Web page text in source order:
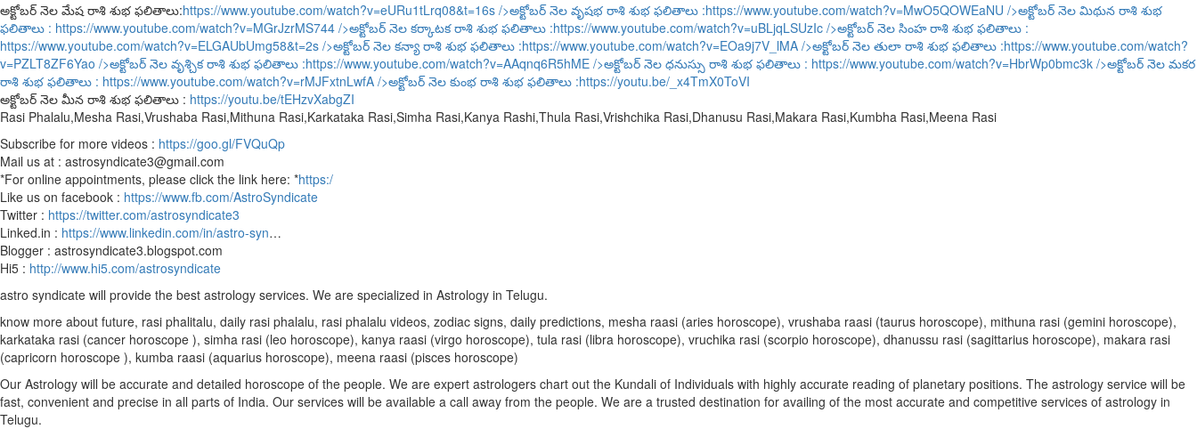
అక్టోబర్ నెల మేష రాశి శుభ ఫలితాలు:https://www.youtube.com/watch?v=eURu1tLrq08&t=16s />అక్టోబర్ నెల వృషభ రాశి శుభ ఫలితాలు :https://www.youtube.com/watch?v=MwO5QOWEaNU />అక్టోబర్ నెల మిథున రాశి శుభ
ఫలితాలు : https://www.youtube.com/watch?v=MGrJzrMS744 />అక్టోబర్ నెల కర్కాటక రాశి శుభ ఫలితాలు :https://www.youtube.com/watch?v=uBLjqLSUzIc />అక్టోబర్ నెల సింహ రాశి శుభ ఫలితాలు :
https://www.youtube.com/watch?v=ELGAUbUmg58&t=2s />అక్టోబర్ నెల కన్యా రాశి శుభ ఫలితాలు :https://www.youtube.com/watch?v=EOa9j7V_lMA />అక్టోబర్ నెల తులా రాశి శుభ ఫలితాలు :https://www.youtube.com/watch?
v=PZLT8ZF6Yao />అక్టోబర్ నెల వృశ్చిక రాశి శుభ ఫలితాలు :https://www.youtube.com/watch?v=AAqnq6R5hME />అక్టోబర్ నెల ధనుస్సు రాశి శుభ ఫలితాలు : https://www.youtube.com/watch?v=HbrWp0bmc3k />అక్టోబర్ నెల మకర
రాశి శుభ ఫలితాలు : https://www.youtube.com/watch?v=rMJFxtnLwfA />అక్టోబర్ నెల కుంభ రాశి శుభ ఫలితాలు :https://youtu.be/_x4TmX0ToVI
అక్టోబర్ నెల మీన రాశి శుభ ఫలితాలు : https://youtu.be/tEHzvXabgZI
Rasi Phalalu,Mesha Rasi,Vrushaba Rasi,Mithuna Rasi,Karkataka Rasi,Simha Rasi,Kanya Rashi,Thula Rasi,Vrishchika Rasi,Dhanusu Rasi,Makara Rasi,Kumbha Rasi,Meena Rasi
Subscribe for more videos : https://goo.gl/FVQuQp
Mail us at : astrosyndicate3@gmail.com
*For online appointments, please click the link here: *https:/
Like us on facebook : https://www.fb.com/AstroSyndicate
Twitter : https://twitter.com/astrosyndicate3
Linked.in : https://www.linkedin.com/in/astro-syn…
Blogger : astrosyndicate3.blogspot.com
Hi5 : http://www.hi5.com/astrosyndicate
astro syndicate will provide the best astrology services. We are specialized in Astrology in Telugu.
know more about future, rasi phalitalu, daily rasi phalalu, rasi phalalu videos, zodiac signs, daily predictions, mesha raasi (aries horoscope), vrushaba raasi (taurus horoscope), mithuna rasi (gemini horoscope),
karkataka rasi (cancer horoscope ), simha rasi (leo horoscope), kanya raasi (virgo horoscope), tula rasi (libra horoscope), vruchika rasi (scorpio horoscope), dhanussu rasi (sagittarius horoscope), makara rasi
(capricorn horoscope ), kumba raasi (aquarius horoscope), meena raasi (pisces horoscope)
Our Astrology will be accurate and detailed horoscope of the people. We are expert astrologers chart out the Kundali of Individuals with highly accurate reading of planetary positions. The astrology service will be
fast, convenient and precise in all parts of India. Our services will be available a call away from the people. We are a trusted destination for availing of the most accurate and competitive services of astrology in
Telugu.